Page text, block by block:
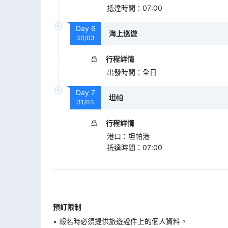
抵達時間 ： 07:00
Day 6
30/03
海上巡遊
行程詳情
出發時間 ： 全日
Day 7
31/03
坦帕
行程詳情
港口 ： 坦帕港
抵達時間 ： 07:00
預訂限制
報名時必須提供旅遊證件上的個人資料。